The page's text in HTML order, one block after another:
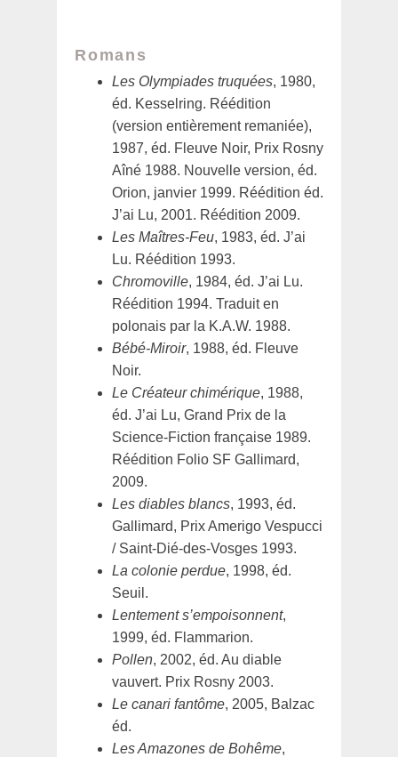
Romans
Les Olympiades truquées, 1980,
éd. Kesselring. Réédition
(version entièrement remaniée),
1987, éd. Fleuve Noir, Prix Rosny
Aîné 1988. Nouvelle version, éd.
Orion, janvier 1999. Réédition éd.
J’ai Lu, 2001. Réédition 2009.
Les Maîtres-Feu, 1983, éd. J’ai
Lu. Réédition 1993.
Chromoville, 1984, éd. J’ai Lu.
Réédition 1994. Traduit en
polonais par la K.A.W. 1988.
Bébé-Miroir, 1988, éd. Fleuve
Noir.
Le Créateur chimérique, 1988,
éd. J’ai Lu, Grand Prix de la
Science-Fiction française 1989.
Réédition Folio SF Gallimard,
2009.
Les diables blancs, 1993, éd.
Gallimard, Prix Amerigo Vespucci
/ Saint-Dié-des-Vosges 1993.
La colonie perdue, 1998, éd.
Seuil.
Lentement s’empoisonnent,
1999, éd. Flammarion.
Pollen, 2002, éd. Au diable
vauvert. Prix Rosny 2003.
Le canari fantôme, 2005, Balzac
éd.
Les Amazones de Bohême,